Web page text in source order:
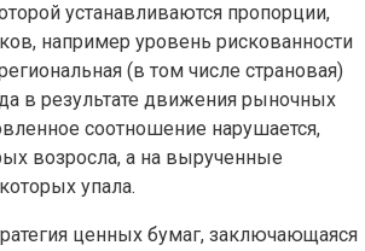
устанавливаются пропорции,
например уровень рискованности
(в том числе страновая)
в результате движения рыночных
соотношение нарушается,
возросла, а на вырученные
упала.
ценных бумаг, заключающаяся